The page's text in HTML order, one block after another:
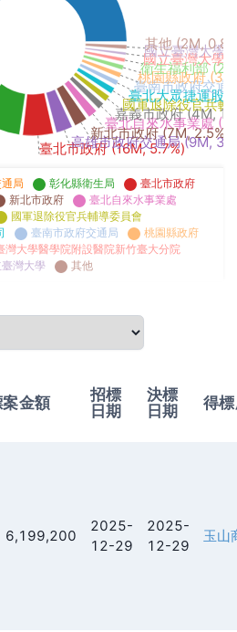
臺北市政府 (16M, 5.7%)
高雄市政府交通局 (9M,
新北市政府 (7M, 2.5%)
臺北自來水事業處
嘉義市政府 (4M,
國軍退除役官兵輔
臺北大眾捷運股
臺南市政府交通
桃園縣政府
衛生福利部
國立臺灣大學
國立臺灣大學
其他 (2M,
局 彰化縣衛生局
臺北市政府
新北市政府
臺北自來水事業處
國軍退除役官兵輔導委員會
臺南市政府交通局
桃園縣政府
灣大學醫學院附設醫院新竹臺大分院
臺灣大學
其他
案金額
招標
日期
決標
日期
得
6,199,200
2025-
12-29
2025-
12-29
玉山